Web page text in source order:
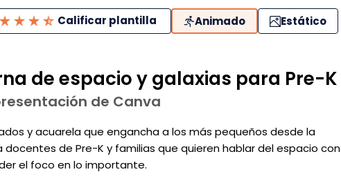
Calificar plantilla Animado Estático
de espacio y galaxias para Pre-K
de Canva
y acuarela que engancha a los más pequeños desde la
de Pre-K y familias que quieren hablar del espacio con
el foco en lo importante.